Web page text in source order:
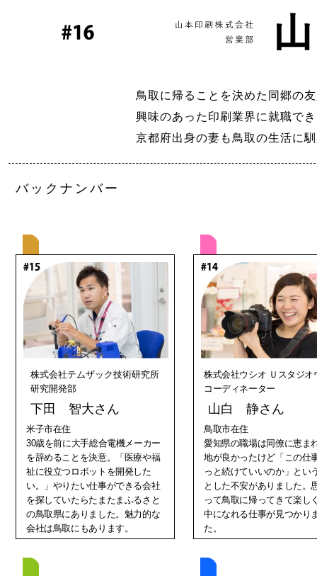
鳥取に帰ることを決めた同郷の
興味のあった印刷業界に就職で
京都府出身の妻も鳥取の生活に
バックナンバー
株式会社テムザック技術研究所
研究開発部
下田 智大さん
米子市在住
30歳を前に大手総合電機メーカー
を辞めることを決意。「医療や福
祉に役立つロボットを開発した
い。」やりたい仕事ができる会社
を探していたらたまたまふるさと
の鳥取県にありました。魅力的な
会社は鳥取にもあります。
株式会社ウシオ Ｕスタジオ
コーディネーター
山白 静さん
鳥取市在住
愛知県の職場は同僚に恵ま
地が良かったけど「この仕
っと続けていいのか」とい
とした不安がありました。
って鳥取に帰ってきて楽し
中になれる仕事が見つかり
た。